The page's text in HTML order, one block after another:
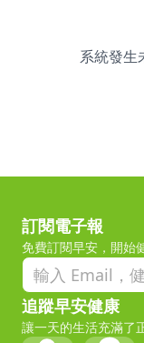
系統發生
訂閱電子報
免費訂閱早安，開始
追蹤早安健康
讓一天的生活充滿了